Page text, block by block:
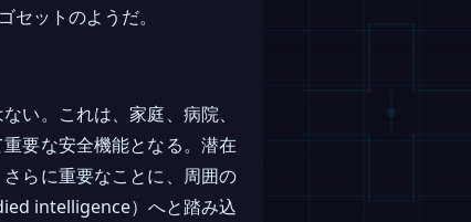
ットのようだ。
い。これは、家庭、病院、
要な安全機能となる。潜在
らに重要なことに、周囲の
intelligence）へと踏み込